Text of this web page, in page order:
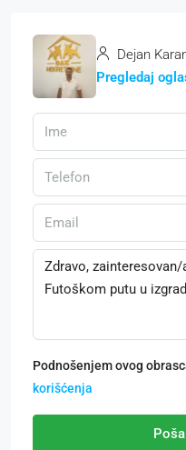
Dejan
Pregledaj
Podnošenjem ovog
korišćenja